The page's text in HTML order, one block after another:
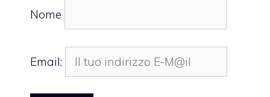
Nome
Email: